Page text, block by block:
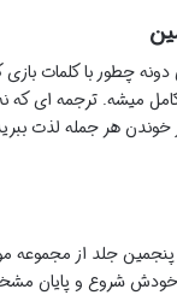
چطور با کلمات
میشه. ترجمه ای که
خوندن هر جمله لذت
پنجمین جلد از
شروع و پایان